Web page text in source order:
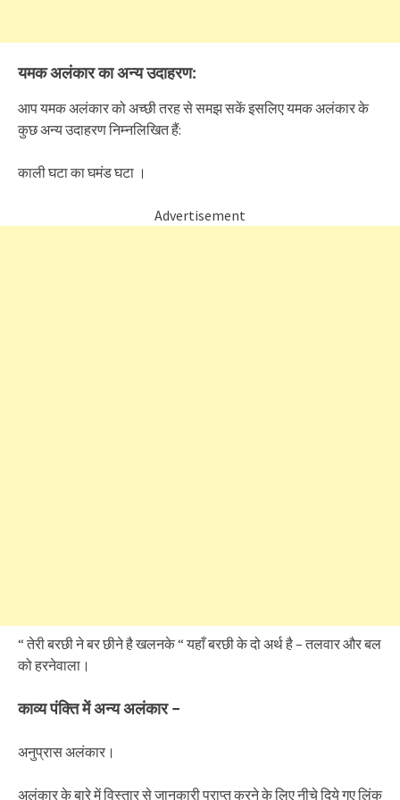
यमक अलंकार का अन्य उदाहरण:
आप यमक अलंकार को अच्छी तरह से समझ सकें इसलिए यमक अलंकार के
कुछ अन्य उदाहरण निम्नलिखित हैं:
काली घटा का घमंड घटा ।
Advertisement
“ तेरी बरछी ने बर छीने है खलनके “ यहाँ बरछी के दो अर्थ है – तलवार और बल
को हरनेवाला।
काव्य पंक्ति में अन्य अलंकार –
अनुप्रास अलंकार।
अलंकार के बारे में विस्तार से जानकारी प्राप्त करने के लिए नीचे दिये गए लिंक